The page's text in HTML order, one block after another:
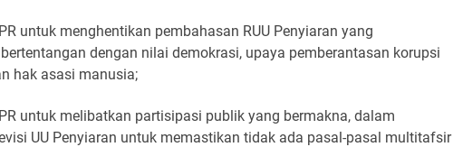
untuk menghentikan pembahasan RUU Penyiaran yang
dengan nilai demokrasi, upaya pemberantasan korupsi
hak asasi manusia;
untuk melibatkan partisipasi publik yang bermakna, dalam
UU Penyiaran untuk memastikan tidak ada pasal-pasal multitafsir